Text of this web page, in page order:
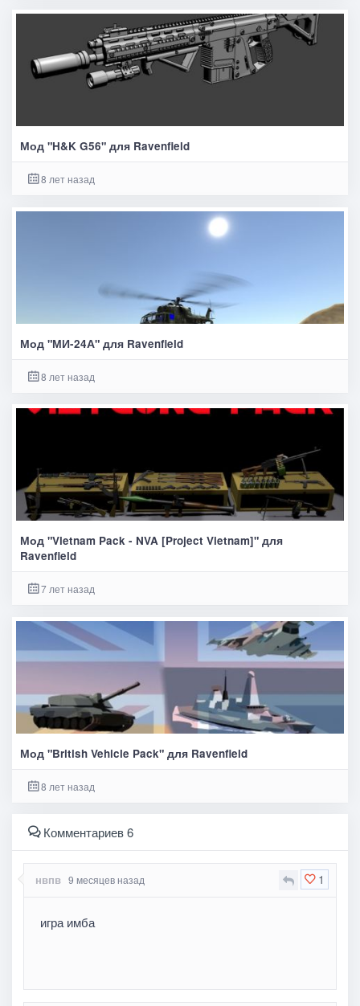
Мод "H&K G56" для Ravenfield
8 лет назад
Мод "МИ-24А" для Ravenfield
8 лет назад
Мод "Vietnam Pack - NVA [Project Vietnam]" для
Ravenfield
7 лет назад
Мод "British Vehicle Pack" для Ravenfield
8 лет назад
Комментариев 6
1
нвпв 9 месяцев назад
игра имба